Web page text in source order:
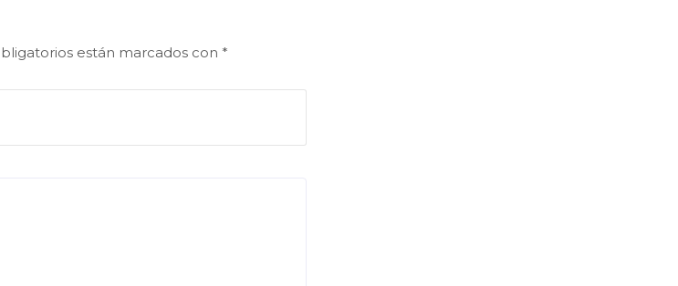
están marcados con *